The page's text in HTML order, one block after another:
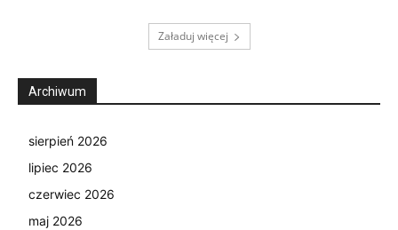
Załaduj więcej
Archiwum
sierpień 2026
lipiec 2026
czerwiec 2026
maj 2026